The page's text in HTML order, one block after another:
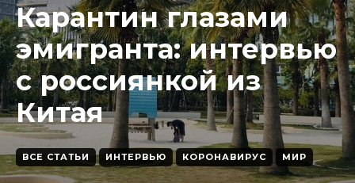
Карантин глазами
эмигранта: интервью
с россиянкой из
Китая
ВСЕ СТАТЬИ ИНТЕРВЬЮ КОРОНАВИРУС МИР